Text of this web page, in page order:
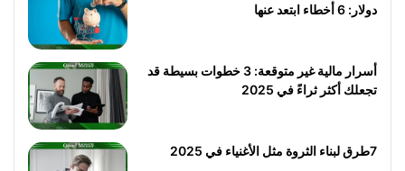
دولار: 6 أخطاء ابتعد عنها
أسرار مالية غير متوقعة: 3 خطوات بسيطة قد
تجعلك أكثر ثراءً في 2025
7طرق لبناء الثروة مثل الأغنياء في 2025